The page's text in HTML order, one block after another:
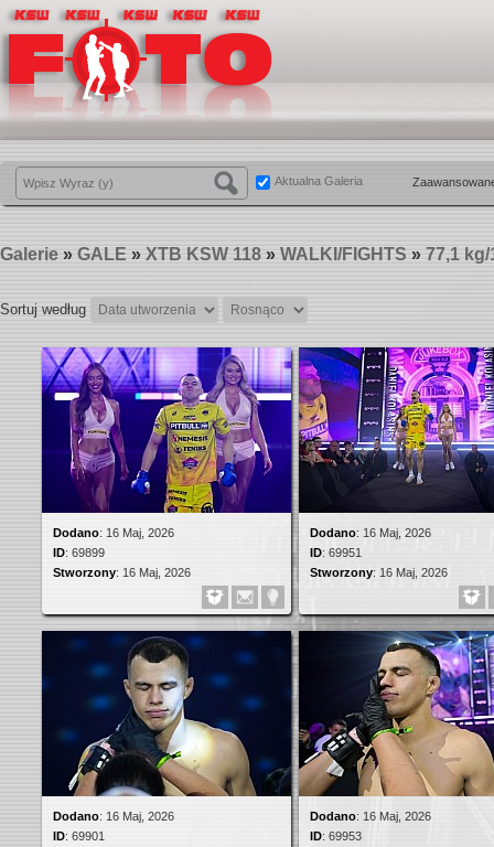
Aktualna Galeria
Galerie » GALE » XTB KSW 118 » WALKI/FIGHTS » 77,1
Sortuj według
Dodano: 16 Maj, 2026
ID: 69951
Stworzony: 16 Maj, 2026
Dodano: 16 Maj, 2026
ID: 69899
Stworzony: 16 Maj, 2026
Dodano: 16 Maj, 2026
ID: 69953
Dodano: 16 Maj, 2026
ID: 69901